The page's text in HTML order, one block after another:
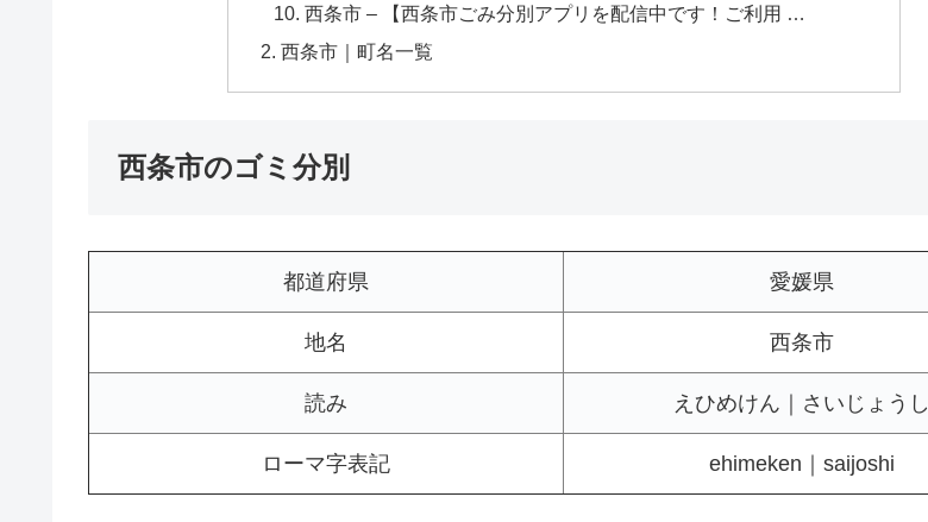
西条市 – 【西条市ごみ分別アプリを配信中です！ご利用 …
西条市｜町名一覧
西条市のゴミ分別
都道府県 愛媛県
地名 西条市
読み えひめけん｜さいじょうし
ローマ字表記 ehimeken｜saijoshi